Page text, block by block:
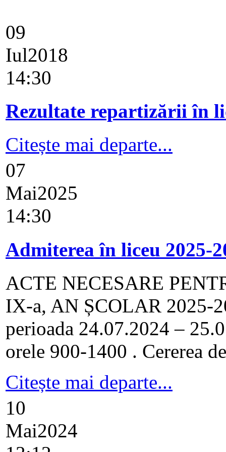
09
Iul2018
14:30
Rezultate repartizării în
Citește mai departe...
07
Mai2025
14:30
Admiterea în liceu 2025-
ACTE NECESARE
IX-a, AN ȘCOLAR 2025-
perioada 24.07.2024 –
orele 900-1400 . Cererea
Citește mai departe...
10
Mai2024